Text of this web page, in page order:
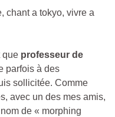
que professeur de
parfois à des
sollicitée. Comme
avec un des mes amis,
de « morphing